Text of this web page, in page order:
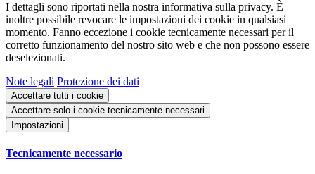
I dettagli sono riportati nella nostra informativa sulla privacy. È
inoltre possibile revocare le impostazioni dei cookie in qualsiasi
momento. Fanno eccezione i cookie tecnicamente necessari per il
corretto funzionamento del nostro sito web e che non possono essere
deselezionati.
Note legali Protezione dei dati
Accettare tutti i cookie
Accettare solo i cookie tecnicamente necessari
Impostazioni
Tecnicamente necessario